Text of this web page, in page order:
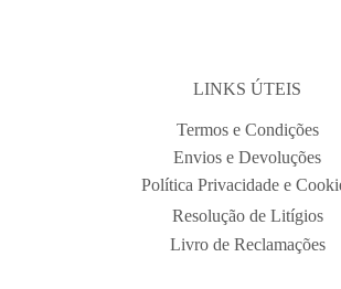
LINKS ÚTEIS
Termos e Condições
Envios e Devoluções
Política Privacidade e
Resolução de Litígios
Livro de Reclamações